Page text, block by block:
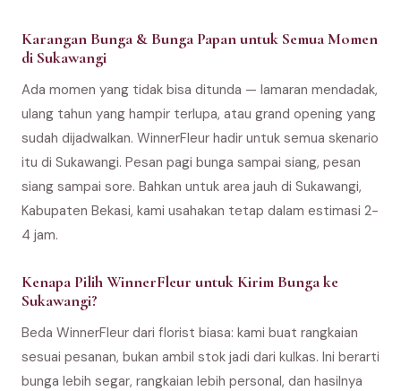
Karangan Bunga & Bunga Papan untuk Semua Momen
di Sukawangi
Ada momen yang tidak bisa ditunda — lamaran mendadak,
ulang tahun yang hampir terlupa, atau grand opening yang
sudah dijadwalkan. WinnerFleur hadir untuk semua skenario
itu di Sukawangi. Pesan pagi bunga sampai siang, pesan
siang sampai sore. Bahkan untuk area jauh di Sukawangi,
Kabupaten Bekasi, kami usahakan tetap dalam estimasi 2-
4 jam.
Kenapa Pilih WinnerFleur untuk Kirim Bunga ke
Sukawangi?
Beda WinnerFleur dari florist biasa: kami buat rangkaian
sesuai pesanan, bukan ambil stok jadi dari kulkas. Ini berarti
bunga lebih segar, rangkaian lebih personal, dan hasilnya